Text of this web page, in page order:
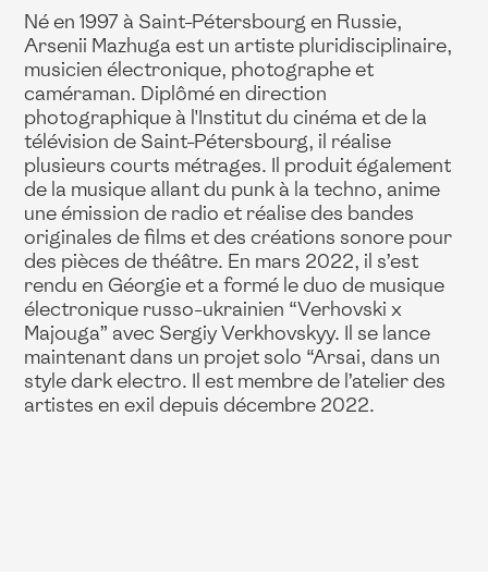
Né en 1997 à Saint-Pétersbourg en Russie,
Arsenii Mazhuga est un artiste pluridisciplinaire,
musicien électronique, photographe et
caméraman. Diplômé en direction
photographique à l'Institut du cinéma et de la
télévision de Saint-Pétersbourg, il réalise
plusieurs courts métrages. Il produit également
de la musique allant du punk à la techno, anime
une émission de radio et réalise des bandes
originales de films et des créations sonore pour
des pièces de théâtre. En mars 2022, il s’est
rendu en Géorgie et a formé le duo de musique
électronique russo-ukrainien “Verhovski x
Majouga” avec Sergiy Verkhovskyy. Il se lance
maintenant dans un projet solo “Arsai, dans un
style dark electro. Il est membre de l’atelier des
artistes en exil depuis décembre 2022.